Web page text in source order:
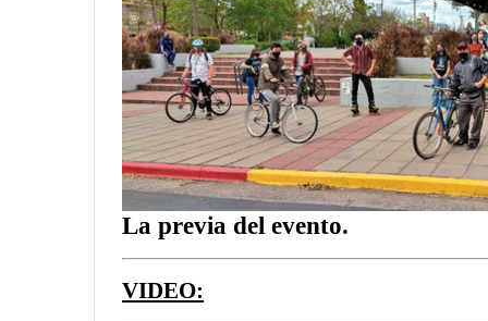
La previa del evento.
VIDEO: